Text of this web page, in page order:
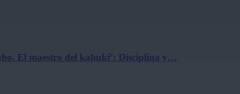
El maestro del kabuki’: Disciplina y…